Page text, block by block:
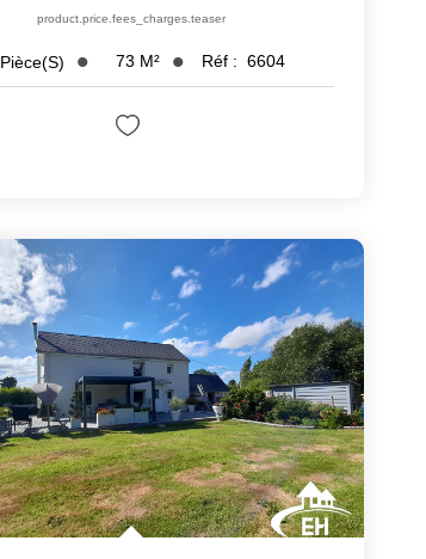
product.price.fees_charges.teaser
Pièce(s) 73 M² Réf : 6604